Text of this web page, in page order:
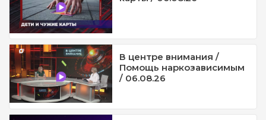
В центре внимания /
Помощь наркозависимым
/ 06.08.26